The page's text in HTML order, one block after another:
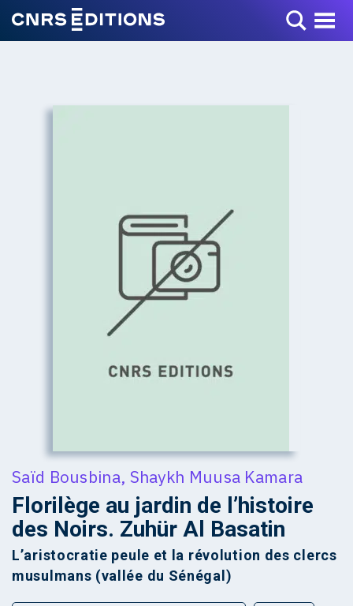
Toggle Menu
Saïd Bousbina, Shaykh Muusa Kamara
Florilège au jardin de l’histoire
des Noirs. Zuhür Al Basatin
L’aristocratie peule et la révolution des clercs
musulmans (vallée du Sénégal)